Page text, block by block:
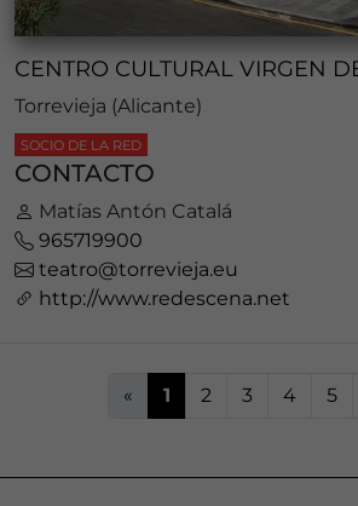
CENTRO CULTURAL VIRGEN
Torrevieja (Alicante)
SOCIO DE LA RED
CONTACTO
Matías Antón Catalá
965719900
teatro@torrevieja.eu
http://www.redescena.net
« 1 2 3 4 5